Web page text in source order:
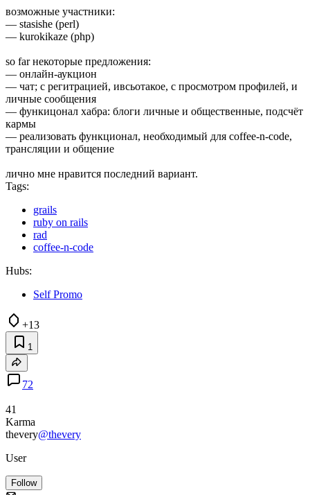
возможные участники:
— stasishe (perl)
— kurokikaze (php)
so far некоторые предложения:
— онлайн-аукцион
— чат; с регитрацией, ивсьотакое, с просмотром профилей, и
личные сообщения
— функицонал хабра: блоги личные и общественные, подсчёт
кармы
— реализовать функционал, необходимый для coffee-n-code,
трансляции и общение
лично мне нравится последний вариант.
Tags:
grails
ruby on rails
rad
coffee-n-code
Hubs:
Self Promo
+13
1
72
41
Karma
thevery@thevery
User
Follow